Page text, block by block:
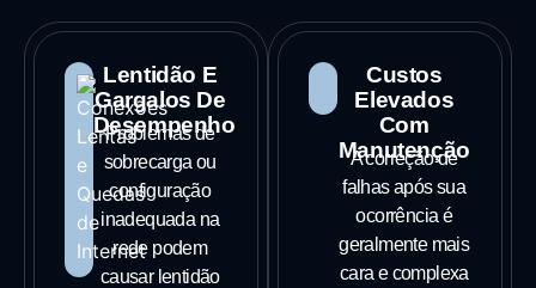
Lentidão E
Gargalos De
Desempenho
Problemas de
sobrecarga ou
configuração
inadequada na
rede podem
causar lentidão
Custos
Elevados
Com
Manutenção
A correção de
falhas após sua
ocorrência é
geralmente mais
cara e complexa